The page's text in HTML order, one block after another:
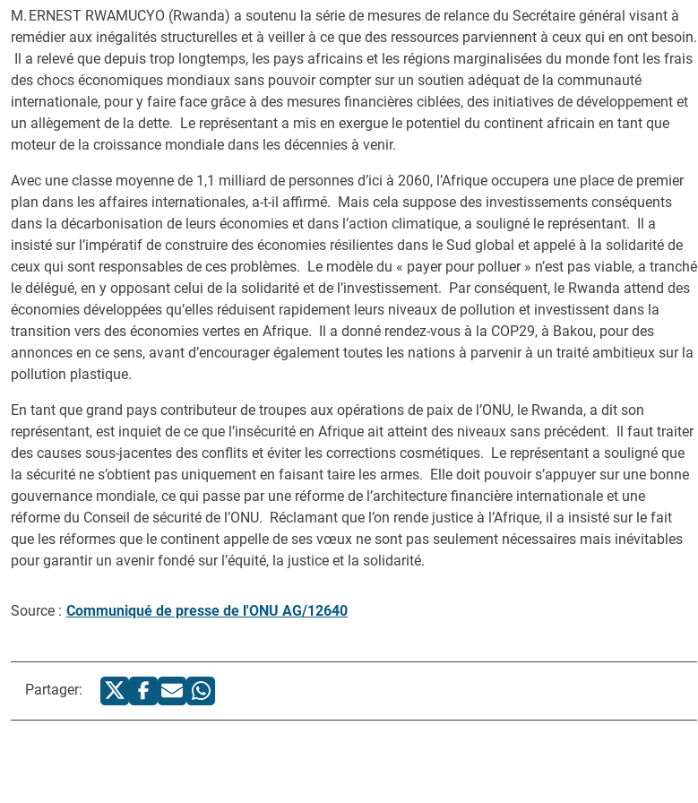
M. ERNEST RWAMUCYO (Rwanda) a soutenu la série de mesures de relance du Secrétaire général visant à
remédier aux inégalités structurelles et à veiller à ce que des ressources parviennent à ceux qui en ont besoin.
Il a relevé que depuis trop longtemps, les pays africains et les régions marginalisées du monde font les frais
des chocs économiques mondiaux sans pouvoir compter sur un soutien adéquat de la communauté
internationale, pour y faire face grâce à des mesures financières ciblées, des initiatives de développement et
un allègement de la dette. Le représentant a mis en exergue le potentiel du continent africain en tant que
moteur de la croissance mondiale dans les décennies à venir.
Avec une classe moyenne de 1,1 milliard de personnes d’ici à 2060, l’Afrique occupera une place de premier
plan dans les affaires internationales, a-t-il affirmé. Mais cela suppose des investissements conséquents
dans la décarbonisation de leurs économies et dans l’action climatique, a souligné le représentant. Il a
insisté sur l’impératif de construire des économies résilientes dans le Sud global et appelé à la solidarité de
ceux qui sont responsables de ces problèmes. Le modèle du « payer pour polluer » n’est pas viable, a tranché
le délégué, en y opposant celui de la solidarité et de l’investissement. Par conséquent, le Rwanda attend des
économies développées qu’elles réduisent rapidement leurs niveaux de pollution et investissent dans la
transition vers des économies vertes en Afrique. Il a donné rendez-vous à la COP29, à Bakou, pour des
annonces en ce sens, avant d’encourager également toutes les nations à parvenir à un traité ambitieux sur la
pollution plastique.
En tant que grand pays contributeur de troupes aux opérations de paix de l’ONU, le Rwanda, a dit son
représentant, est inquiet de ce que l’insécurité en Afrique ait atteint des niveaux sans précédent. Il faut traiter
des causes sous-jacentes des conflits et éviter les corrections cosmétiques. Le représentant a souligné que
la sécurité ne s’obtient pas uniquement en faisant taire les armes. Elle doit pouvoir s’appuyer sur une bonne
gouvernance mondiale, ce qui passe par une réforme de l’architecture financière internationale et une
réforme du Conseil de sécurité de l’ONU. Réclamant que l’on rende justice à l’Afrique, il a insisté sur le fait
que les réformes que le continent appelle de ses vœux ne sont pas seulement nécessaires mais inévitables
pour garantir un avenir fondé sur l’équité, la justice et la solidarité.
Source : Communiqué de presse de l'ONU AG/12640
Partager: